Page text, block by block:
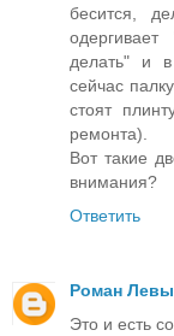
бесится,
делать" и
сейчас
стоят
ремонта).
Вот такие
внимания?
Ответить
Роман
Это и есть